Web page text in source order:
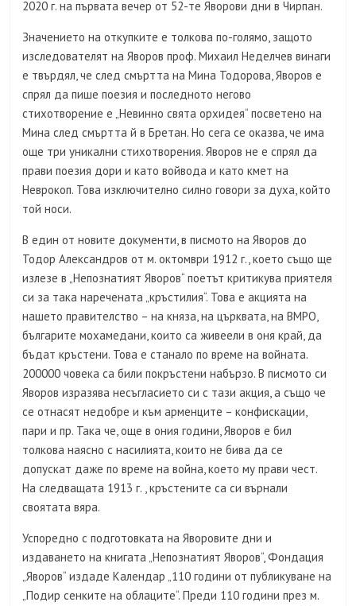
2020 г. на първата вечер от 52-те Яворови дни в Чирпан.
Значението на откупките е толкова по-голямо, защото
изследователят на Яворов проф. Михаил Неделчев винаги
е твърдял, че след смъртта на Мина Тодорова, Яворов е
спрял да пише поезия и последното негово
стихотворение е „Невинно свята орхидея“ посветено на
Мина след смъртта й в Бретан. Но сега се оказва, че има
още три уникални стихотворения. Яворов не е спрял да
прави поезия дори и като войвода и като кмет на
Неврокоп. Това изключително силно говори за духа, който
той носи.
В един от новите документи, в писмото на Яворов до
Тодор Александров от м. октомври 1912 г., което също ще
излезе в „Непознатият Яворов“ поетът критикува приятеля
си за така наречената „кръстилия“. Това е акцията на
нашето правителство – на княза, на църквата, на ВМРО,
българите мохамедани, които са живеели в оня край, да
бъдат кръстени. Това е станало по време на войната.
200000 човека са били покръстени набързо. В писмото си
Яворов изразява несъгласието си с тази акция, а също че
се отнасят недобре и към арменците – конфискации,
пари и пр. Така че, още в ония години, Яворов е бил
толкова наясно с насилията, които не бива да се
допускат даже по време на война, което му прави чест.
На следващата 1913 г. , кръстените са си върнали
своятата вяра.
Успоредно с подготовката на Яворовите дни и
издаването на книгата „Непознатият Яворов“, Фондация
„Яворов“ издаде Календар „110 години от публикуване на
„Подир сенките на облаците“. Преди 110 години през м.